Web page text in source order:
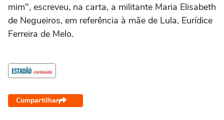
mim", escreveu, na carta, a militante Maria Elisabeth
de Negueiros, em referência à mãe de Lula, Eurídice
Ferreira de Melo.
Compartilhar